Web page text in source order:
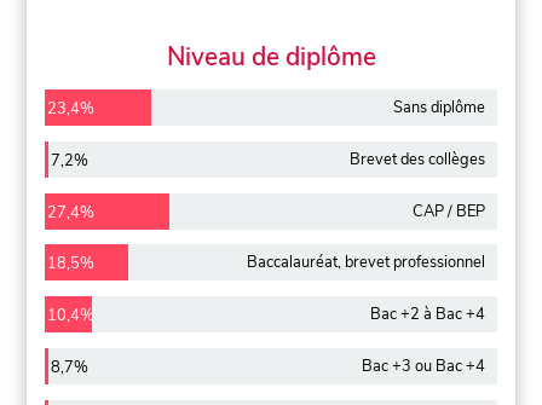
Niveau de diplôme
23,4% Sans diplôme
7,2% Brevet des collèges
27,4% CAP / BEP
18,5% Baccalauréat, brevet professionnel
10,4% Bac +2 à Bac +4
8,7% Bac +3 ou Bac +4